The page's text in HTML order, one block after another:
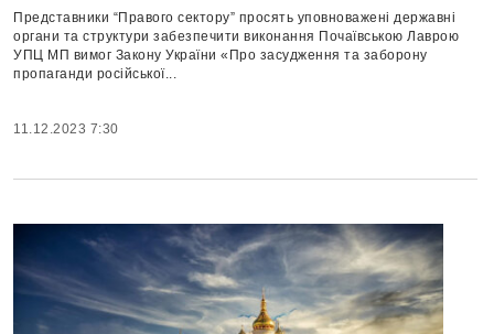
Представники “Правого сектору” просять уповноважені державні
органи та структури забезпечити виконання Почаївською Лаврою
УПЦ МП вимог Закону України «Про засудження та заборону
пропаганди російської...
11.12.2023 7:30